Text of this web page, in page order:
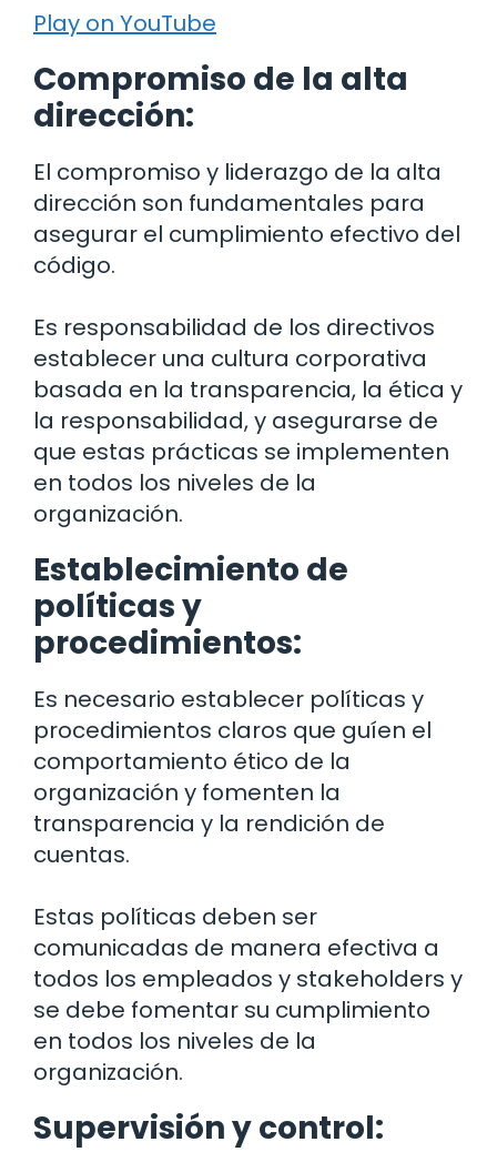
Play on YouTube
Compromiso de la alta
dirección:
El compromiso y liderazgo de la alta
dirección son fundamentales para
asegurar el cumplimiento efectivo del
código.
Es responsabilidad de los directivos
establecer una cultura corporativa
basada en la transparencia, la ética y
la responsabilidad, y asegurarse de
que estas prácticas se implementen
en todos los niveles de la
organización.
Establecimiento de
políticas y
procedimientos:
Es necesario establecer políticas y
procedimientos claros que guíen el
comportamiento ético de la
organización y fomenten la
transparencia y la rendición de
cuentas.
Estas políticas deben ser
comunicadas de manera efectiva a
todos los empleados y stakeholders y
se debe fomentar su cumplimiento
en todos los niveles de la
organización.
Supervisión y control: